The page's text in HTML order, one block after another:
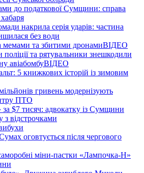
до податкової Сумщини: справа
накрила серія ударів: частина
без води
мемами та збитими дронамиВІДЕО
та рятувальники знешкодили
авіабомбуВІДЕО
5 книжкових історій із зимовим
гривень модернізують
ПТО
$7 тисяч: адвокатку із Сумщини
з відстрочками
оговтується після чергового
міни-пастки «Лампочка-Н»